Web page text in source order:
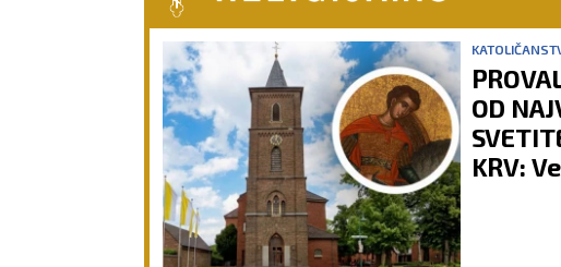
OD
KRV: